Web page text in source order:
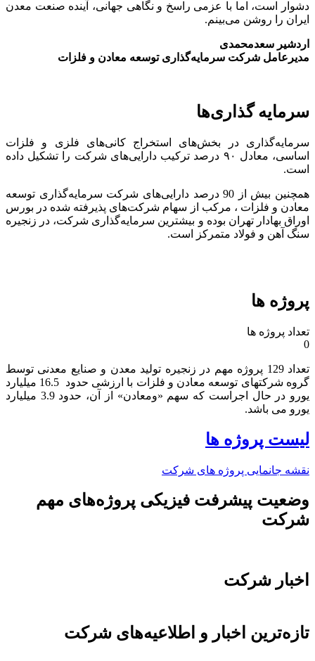
دشوار است، اما با عزمی راسخ و نگاهی جهانی، آینده صنعت معدن
ایران را روشن می‌بینم.
اردشیر سعدمحمدی
مدیرعامل شرکت سرمایه‌گذاری توسعه معادن و فلزات
سرمایه گذاری‌ها
سرمایه‌گذاری در بخش‌های استخراج کانی‌های فلزی و فلزات
اساسی، معادل ۹۰ درصد ترکیب دارایی‌های شرکت را تشکیل داده
است.
همچنین بیش از 90 درصد دارایی‌های شرکت سرمایه‌گذاری توسعه
معادن و فلزات ، مرکب از سهام شرکت‌های پذیرفته شده در بورس
اوراق بهادار تهران بوده و بیشترین سرمایه‌گذاری شرکت، در زنجیره
سنگ آهن و فولاد متمرکز است.
پروژه ها
تعداد پروژه ها
0
تعداد 129 پروژه مهم در زنجیره تولید معدن و صنایع معدنی توسط
گروه شرکتهای توسعه معادن و فلزات با ارزشی حدود 16.5 میلیارد
یورو در حال اجراست که سهم «ومعادن» از آن، حدود 3.9 میلیارد
یورو می باشد.​
لیست پروژه ها
نقشه جانمایی پروژه های شرکت
وضعیت پیشرفت فیزیکی پروژه‌های مهم
شرکت
اخبار شرکت
تازه‌ترین اخبار و اطلاعیه‌های شرکت